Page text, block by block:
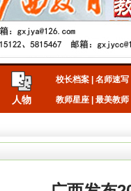
人物
校长档案 名师速写
教师星座 最美教师